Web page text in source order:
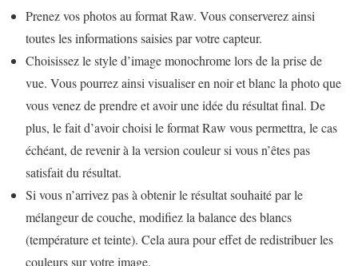
Prenez vos photos au format Raw. Vous conserverez ainsi
toutes les informations saisies par votre capteur.
Choisissez le style d’image monochrome lors de la prise de
vue. Vous pourrez ainsi visualiser en noir et blanc la photo que
vous venez de prendre et avoir une idée du résultat final. De
plus, le fait d’avoir choisi le format Raw vous permettra, le cas
échéant, de revenir à la version couleur si vous n’êtes pas
satisfait du résultat.
Si vous n’arrivez pas à obtenir le résultat souhaité par le
mélangeur de couche, modifiez la balance des blancs
(température et teinte). Cela aura pour effet de redistribuer les
couleurs sur votre image.